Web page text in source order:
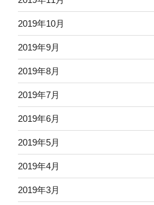
2019年10月
2019年9月
2019年8月
2019年7月
2019年6月
2019年5月
2019年4月
2019年3月